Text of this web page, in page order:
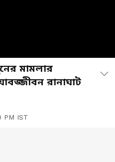
মামলার
রানাঘাট
PM IST